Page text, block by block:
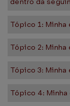
Tópico 1:
Tópico 2:
Tópico 3:
Tópico 4: